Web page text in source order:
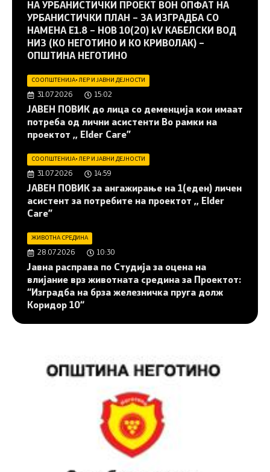
НА УРБАНИСТИЧКИ ПРОЕКТ ВОН ОПФАТ НА
УРБАНИСТИЧКИ ПЛАН – ЗА ИЗГРАДБА СО
НАМЕНА Е1.8 – НОВ 10(20) kV КАБЕЛСКИ ВОД
НИЗ (КО НЕГОТИНО И КО КРИВОЛАК) –
ОПШТИНА НЕГОТИНО
СООПШТЕНИЈА•ЛЕР И ЈАВНИ ДЕЈНОСТИ
31.07.2026 15:02
JАВЕН ПОВИК до лица со деменција кои имаат
потреба од лични асистенти Во рамки на
проектот ,, Elder Care”
СООПШТЕНИЈА•ЛЕР И ЈАВНИ ДЕЈНОСТИ
31.07.2026 14:59
JАВЕН ПОВИК за ангажирање на 1(еден) личен
асистент за потребите на проектот ,, Elder
Care”
ЖИВОТНА СРЕДИНА
28.07.2026 10:30
Јавна расправа по Студија за оцена на
влијание врз животната средина за Проектот:
“Изградба на брза железничка пруга долж
Коридор 10“